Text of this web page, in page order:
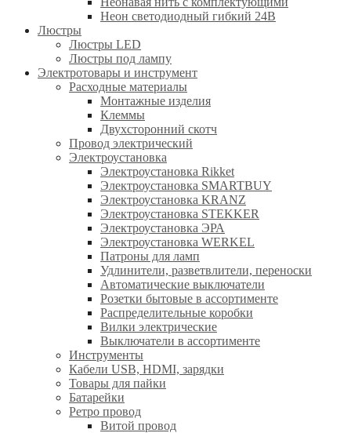
Неон светодиодный гибкий 24В
Люстры
Люстры LED
Люстры под лампу
Электротовары и инструмент
Расходные материалы
Монтажные изделия
Клеммы
Двухсторонний скотч
Провод электрический
Электроустановка
Электроустановка Rikket
Электроустановка SMARTBUY
Электроустановка KRANZ
Электроустановка STEKKER
Электроустановка ЭРА
Электроустановка WERKEL
Патроны для ламп
Удлинители, разветвлители, переноски
Автоматические выключатели
Розетки бытовые в ассортименте
Распределительные коробки
Вилки электрические
Выключатели в ассортименте
Инструменты
Кабели USB, HDMI, зарядки
Товары для пайки
Батарейки
Ретро провод
Витой провод